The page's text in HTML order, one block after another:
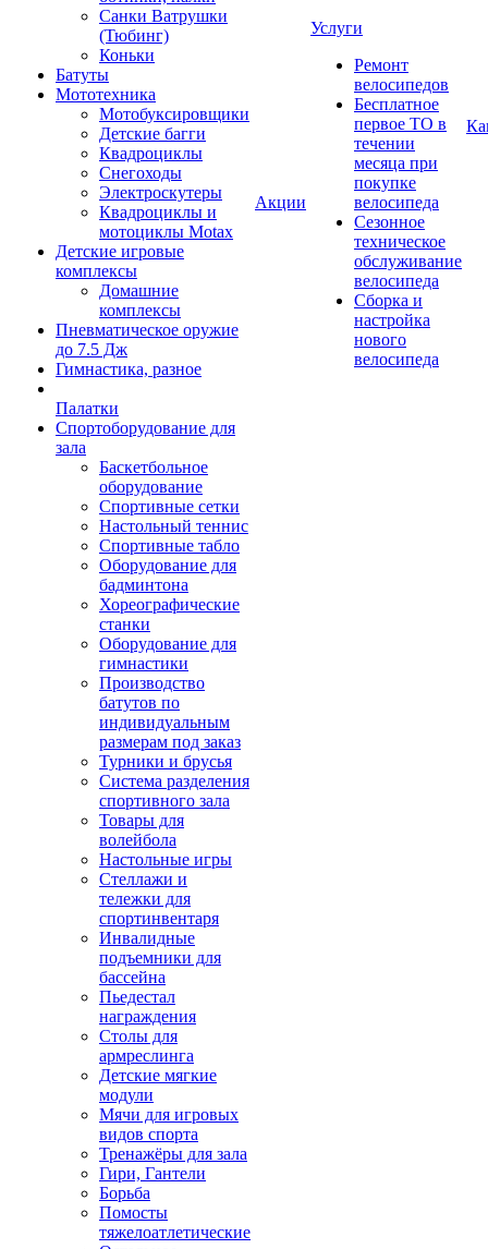
Санки Ватрушки
(Тюбинг)
Коньки
Батуты
Мототехника
Мотобуксировщики
Детские багги
Квадроциклы
Снегоходы
Электроскутеры
Квадроциклы и
мотоциклы Motax
Детские игровые
комплексы
Домашние
комплексы
Пневматическое оружие
до 7.5 Дж
Гимнастика, разное
Палатки
Спортоборудование для
зала
Баскетбольное
оборудование
Спортивные сетки
Настольный теннис
Спортивные табло
Оборудование для
бадминтона
Хореографические
станки
Оборудование для
гимнастики
Производство
батутов по
индивидуальным
размерам под заказ
Турники и брусья
Система разделения
спортивного зала
Товары для
волейбола
Настольные игры
Стеллажи и
тележки для
спортинвентаря
Инвалидные
подъемники для
бассейна
Пьедестал
награждения
Столы для
армреслинга
Детские мягкие
модули
Мячи для игровых
видов спорта
Тренажёры для зала
Гири, Гантели
Борьба
Помосты
тяжелоатлетические
Акции
Услуги
Ремонт
велосипедов
Бесплатное
первое ТО в
течении
месяца при
покупке
велосипеда
Сезонное
техническое
обслуживание
велосипеда
Сборка и
настройка
нового
велосипеда